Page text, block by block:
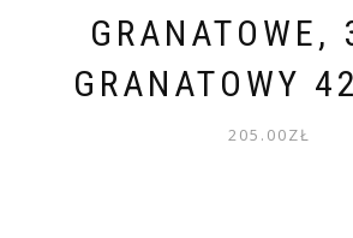
GRANATOWE,
GRANATOWY
205.00ZŁ